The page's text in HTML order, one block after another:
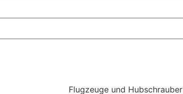
Flugzeuge und Hubschrauber